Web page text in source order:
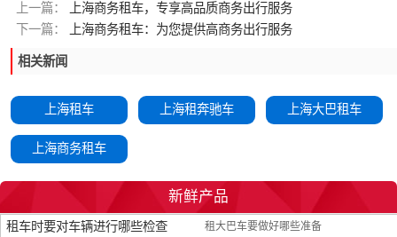
上一篇：
上海商务租车，专享高品质商务出行服务
下一篇：
上海商务租车：为您提供高商务出行服务
相关新闻
上海租车 上海租奔驰车 上海大巴租车
上海商务租车
新鲜产品
租车时要对车辆进行哪些检查 租大巴车要做好哪些准备